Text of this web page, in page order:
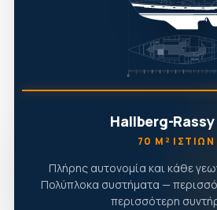
Hallberg-Rassy
70 Μ² ΙΣΤΊΩΝ
Πλήρης αυτονομία και κάθε
Πολύπλοκα συστήματα —
περισσότερη